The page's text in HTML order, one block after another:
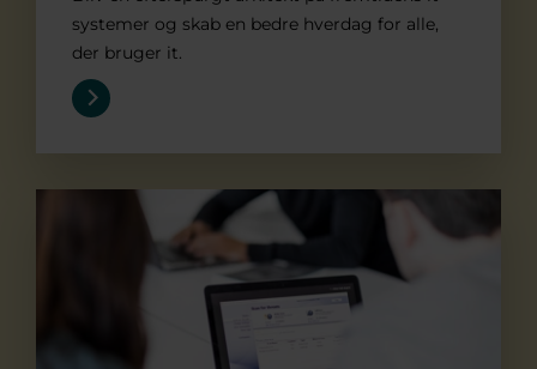
systemer og skab en bedre hverdag for alle,
der bruger it.
It-sikkerhed